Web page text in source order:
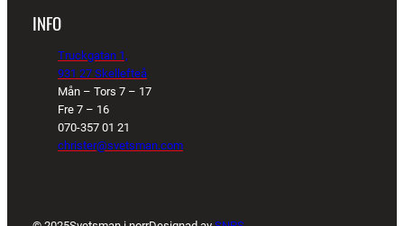
INFO
Truckgatan 1,
931 27 Skellefteå
Mån – Tors 7 – 17
Fre 7 – 16
070-357 01 21
christer@svetsman.com